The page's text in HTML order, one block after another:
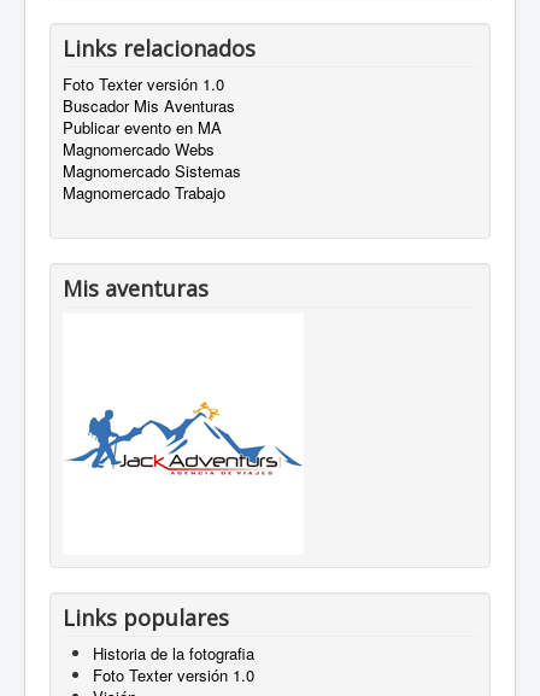
Links relacionados
Foto Texter versión 1.0
Buscador Mis Aventuras
Publicar evento en MA
Magnomercado Webs
Magnomercado Sistemas
Magnomercado Trabajo
Mis aventuras
Links populares
Historia de la fotografia
Foto Texter versión 1.0